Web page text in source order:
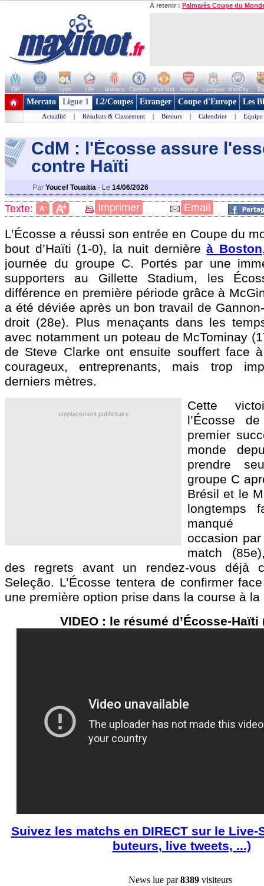
A retenir : Palmarès Coupe du
OM PSG Lyon Lille Monaco Chelsea Man Utd Arsenal Liverpool ManCity
+ de clubs
Mercato Ligue 1 L2/Coupes Etranger Coupe d'Europe Les
Actualité | Résultats & Classement | Buteurs | Calendrier | Equipe
CdM : l'Écosse assure
contre Haïti
Par Youcef Touaitia - Le 14/06/2026
Texte: A- A+ Imprimer Email
L’Écosse a réussi son entrée en Coupe du
bout d’Haïti (1-0), la nuit dernièreà Boston
journée du groupe C. Portés par une
supporters au Gillette Stadium, les
différence en première période grâce à
a été déviée après un bon travail de
droit (28e). Plus menaçants dans les
avec notamment un poteau de McTominay
de Steve Clarke ont ensuite souffert face
courageux, entreprenants, mais trop
derniers mètres.
emplacement publicitaire
Cette
l’Écosse
premier
monde
prendre
groupe C
Brésil et le
longtemps
manqué
occasion
match
des regrets avant un rendez-vous déjà
Seleção. L’Écosse tentera de confirmer
une première option prise dans la course à
VIDEO : le résumé d’Écosse-Haïti
Suivez les matchs en DIRECT sur le Live-
buteurs, live tweets, ...)
News lue par8389 visiteurs